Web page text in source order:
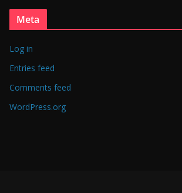
Meta
Log in
Entries feed
Comments feed
WordPress.org